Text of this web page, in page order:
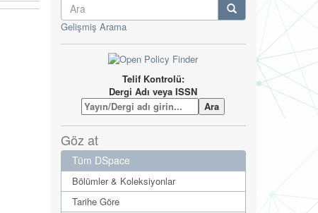
Gelişmiş Arama
Telif Kontrolü:
Dergi Adı veya ISSN
Göz at
Tüm DSpace
Bölümler & Koleksiyonlar
Tarihe Göre